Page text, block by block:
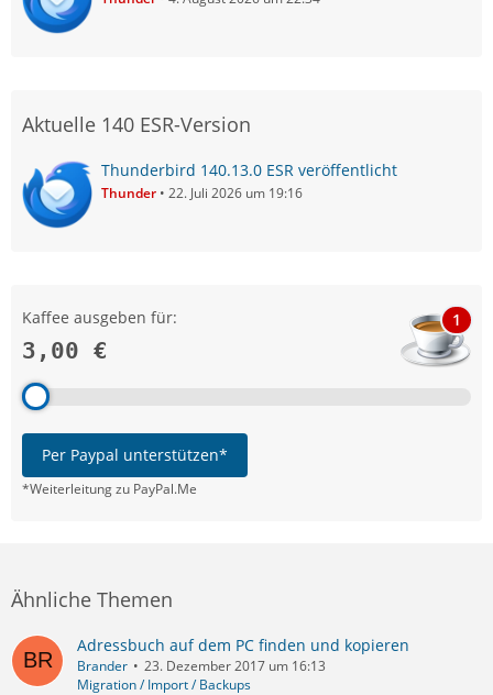
Aktuelle 140 ESR-Version
Thunderbird 140.13.0 ESR veröffentlicht
Thunder 22. Juli 2026 um 19:16
Kaffee ausgeben für:
3,00 €
1
Per Paypal unterstützen*
*Weiterleitung zu PayPal.Me
Ähnliche Themen
Adressbuch auf dem PC finden und kopieren
Brander
23. Dezember 2017 um 16:13
Migration / Import / Backups